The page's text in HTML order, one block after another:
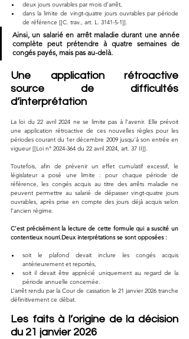
deux jours ouvrables par mois d’arrêt,
dans la limite de vingt-quatre jours ouvrables par période
de référence [[C. trav., art. L. 3141-5-1]].
Ainsi, un salarié en arrêt maladie durant une année
complète peut prétendre à quatre semaines de
congés payés, mais pas au-delà.
Une application rétroactive
source de difficultés
d’interprétation
La loi du 22 avril 2024 ne se limite pas à l’avenir. Elle prévoit
une application rétroactive de ces nouvelles règles pour les
périodes courant du 1er décembre 2009 jusqu’à son entrée en
vigueur [[Loi n° 2024-364 du 22 avril 2024, art. 37 II]].
Toutefois, afin de prévenir un effet cumulatif excessif, le
législateur a posé une limite : pour chaque période de
référence, les congés acquis au titre des arrêts maladie ne
peuvent permettre au salarié de dépasser vingt-quatre jours
ouvrables, après prise en compte des jours déjà acquis selon
l’ancien régime.
C’est précisément la lecture de cette formule qui a suscité un
contentieux nourri.Deux interprétations se sont opposées :
soit le plafond devait inclure les congés acquis
antérieurement et reportés,
soit il devait être apprécié uniquement au regard de la
période annuelle concernée.
L’arrêt rendu par la Cour de cassation le 21 janvier 2026 tranche
définitivement ce débat.
Les faits à l’origine de la décision
du 21 janvier 2026